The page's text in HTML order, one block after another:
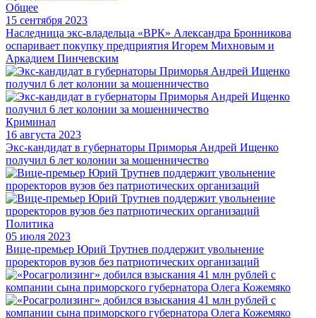
Общее
15 сентября 2023
Наследница экс-владельца «ВРК» Александра Бронникова
оспаривает покупку предприятия Игорем Михновым и
Аркадием Пинчевским
Криминал
16 августа 2023
Экс-кандидат в губернаторы Приморья Андрей Ищенко
получил 6 лет колонии за мошенничество
Политика
05 июля 2023
Вице-премьер Юрий Трутнев поддержит увольнение
проректоров вузов без патриотических организаций